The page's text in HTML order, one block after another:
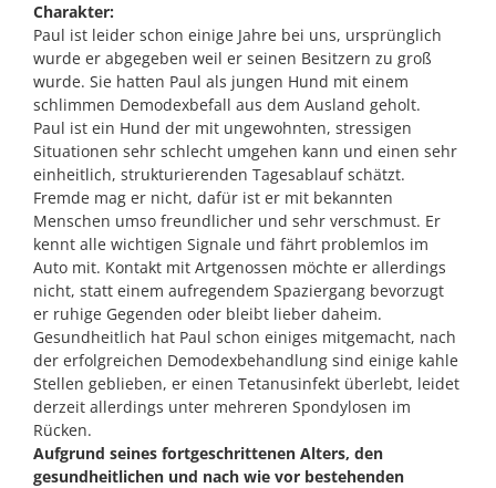
Charakter:
Paul ist leider schon einige Jahre bei uns, ursprünglich
wurde er abgegeben weil er seinen Besitzern zu groß
wurde. Sie hatten Paul als jungen Hund mit einem
schlimmen Demodexbefall aus dem Ausland geholt.
Paul ist ein Hund der mit ungewohnten, stressigen
Situationen sehr schlecht umgehen kann und einen sehr
einheitlich, strukturierenden Tagesablauf schätzt.
Fremde mag er nicht, dafür ist er mit bekannten
Menschen umso freundlicher und sehr verschmust. Er
kennt alle wichtigen Signale und fährt problemlos im
Auto mit. Kontakt mit Artgenossen möchte er allerdings
nicht, statt einem aufregendem Spaziergang bevorzugt
er ruhige Gegenden oder bleibt lieber daheim.
Gesundheitlich hat Paul schon einiges mitgemacht, nach
der erfolgreichen Demodexbehandlung sind einige kahle
Stellen geblieben, er einen Tetanusinfekt überlebt, leidet
derzeit allerdings unter mehreren Spondylosen im
Rücken.
Aufgrund seines fortgeschrittenen Alters, den
gesundheitlichen und nach wie vor bestehenden